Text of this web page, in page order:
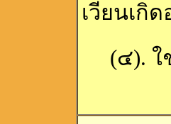
เวียนเกิ
(๔). ใ